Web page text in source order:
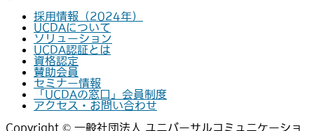
採用情報（2024年）
UCDAについて
ソリューション
UCDA認証とは
資格認定
賛助会員
セミナー情報
「UCDAの窓口」会員制度
アクセス・お問い合わせ
Copyright © 一般社団法人 ユニバーサルコミュニケーショ